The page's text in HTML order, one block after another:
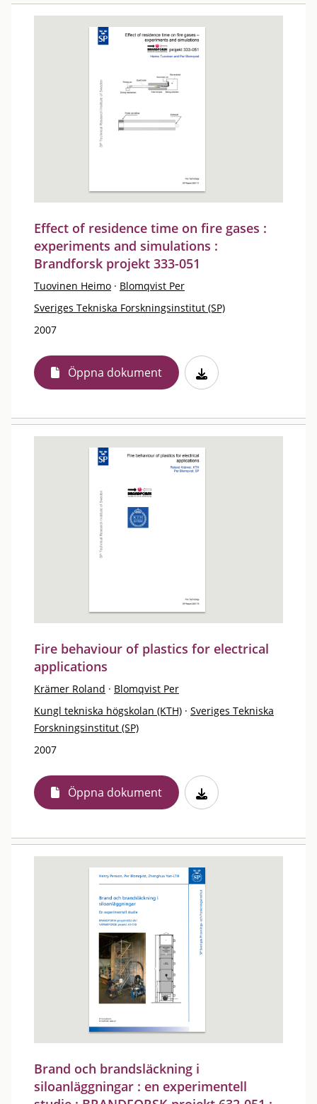
Effect of residence time on fire gases :
experiments and simulations :
Brandforsk projekt 333-051
Tuovinen Heimo · Blomqvist Per
Sveriges Tekniska Forskningsinstitut (SP)
2007
Öppna dokument
Fire behaviour of plastics for electrical
applications
Krämer Roland · Blomqvist Per
Kungl tekniska högskolan (KTH) · Sveriges Tekniska
Forskningsinstitut (SP)
2007
Öppna dokument
Brand och brandsläckning i
siloanläggningar : en experimentell